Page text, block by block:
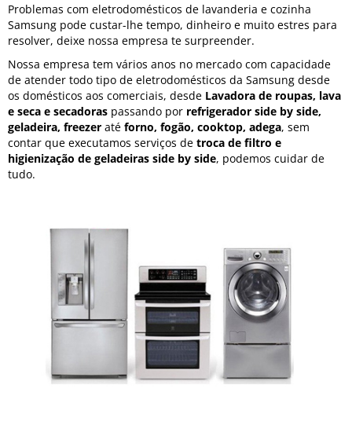
Problemas com eletrodomésticos de lavanderia e cozinha
Samsung pode custar-lhe tempo, dinheiro e muito estres para
resolver, deixe nossa empresa te surpreender.
Nossa empresa tem vários anos no mercado com capacidade
de atender todo tipo de eletrodomésticos da Samsung desde
os domésticos aos comerciais, desde Lavadora de roupas, lava
e seca e secadoras passando por refrigerador side by side,
geladeira, freezer até forno, fogão, cooktop, adega, sem
contar que executamos serviços de troca de filtro e
higienização de geladeiras side by side, podemos cuidar de
tudo.